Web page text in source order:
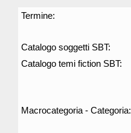
Termine:
Catalogo soggetti SBT:
Catalogo temi fiction SBT:
Macrocategoria - Categoria: